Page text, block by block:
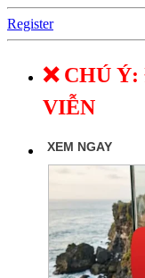
Register
❌ CHÚ
VIỄN